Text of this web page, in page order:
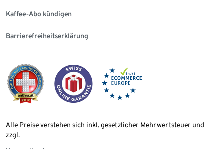
Kaffee-Abo kündigen
Barrierefreiheitserklärung
Alle Preise verstehen sich inkl. gesetzlicher Mehrwertsteuer und
zzgl.